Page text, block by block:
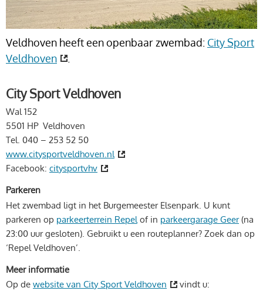
Veldhoven heeft een openbaar zwembad: City Sport
Veldhoven
City Sport Veldhoven
Wal 152
5501 HP Veldhoven
Tel. 040 – 253 52 50
www.citysportveldhoven.nl
Facebook: citysportvhv
Parkeren
Het zwembad ligt in het Burgemeester Elsenpark. U kunt
parkeren op parkeerterrein Repel of in parkeergarage Geer(na
23:00 uur gesloten). Gebruikt u een routeplanner? Zoek dan op
‘Repel Veldhoven’.
Meer informatie
Op de website van City Sport Veldhoven vindt u: